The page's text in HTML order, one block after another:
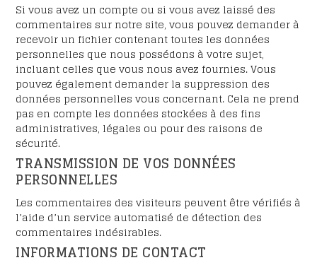
Si vous avez un compte ou si vous avez laissé des
commentaires sur notre site, vous pouvez demander à
recevoir un fichier contenant toutes les données
personnelles que nous possédons à votre sujet,
incluant celles que vous nous avez fournies. Vous
pouvez également demander la suppression des
données personnelles vous concernant. Cela ne prend
pas en compte les données stockées à des fins
administratives, légales ou pour des raisons de
sécurité.
TRANSMISSION DE VOS DONNÉES
PERSONNELLES
Les commentaires des visiteurs peuvent être vérifiés à
l’aide d’un service automatisé de détection des
commentaires indésirables.
INFORMATIONS DE CONTACT